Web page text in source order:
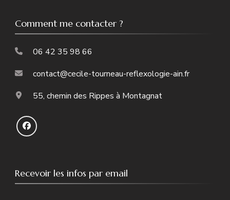
Comment me contacter ?
06 42 35 98 66
contact@cecile-tourneau-reflexologie-ain.fr
55, chemin des Rippes à Montagnat
Recevoir les infos par email